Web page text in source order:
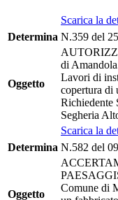
Scarica la
Determina N.359 del
Oggetto
di
Lavori di
copertura di
Richiedente
Segheria
Scarica la
Determina N.582 del
Oggetto
Comune di